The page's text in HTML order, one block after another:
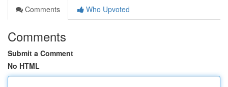
Comments
Who Upvoted
Comments
Submit a Comment
No HTML